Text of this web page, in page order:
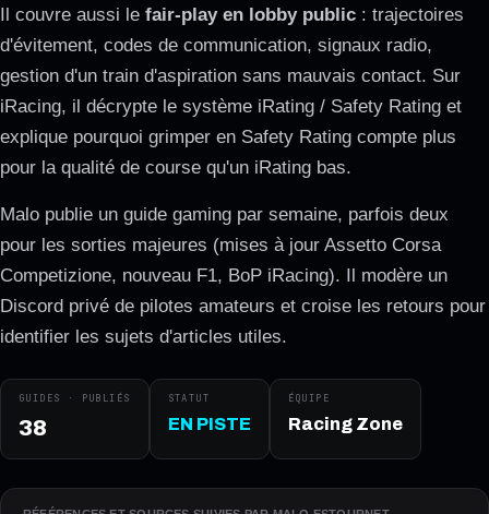
Il couvre aussi le fair-play en lobby public : trajectoires
d'évitement, codes de communication, signaux radio,
gestion d'un train d'aspiration sans mauvais contact. Sur
iRacing, il décrypte le système iRating / Safety Rating et
explique pourquoi grimper en Safety Rating compte plus
pour la qualité de course qu'un iRating bas.
Malo publie un guide gaming par semaine, parfois deux
pour les sorties majeures (mises à jour Assetto Corsa
Competizione, nouveau F1, BoP iRacing). Il modère un
Discord privé de pilotes amateurs et croise les retours pour
identifier les sujets d'articles utiles.
GUIDES · PUBLIÉS
38
STATUT
EN PISTE
ÉQUIPE
Racing Zone